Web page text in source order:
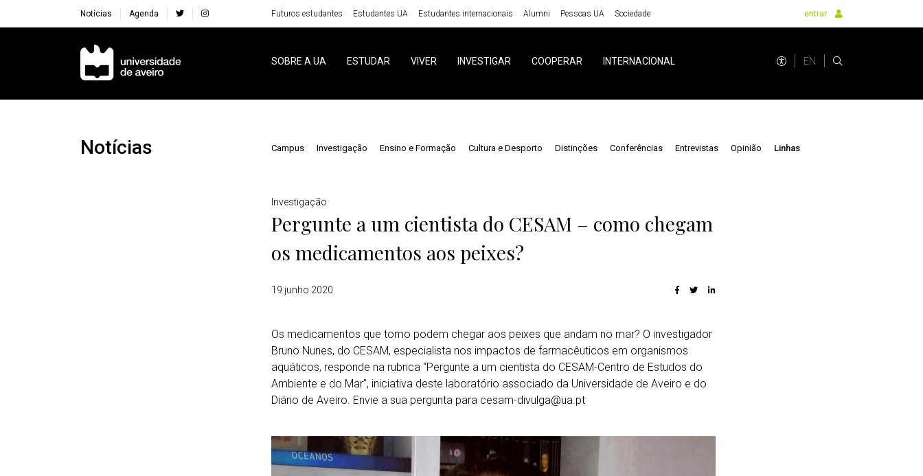
Notícias Agenda Futuros estudantes Estudantes UA Estudantes internacionais Alumni Pessoas UA Sociedade entrar
Navegação Principal
SOBRE A UA ESTUDAR VIVER INVESTIGAR COOPERAR INTERNACIONAL EN
Notícias Campus Investigação Ensino e Formação Cultura e Desporto Distinções Conferências Entrevistas Opinião Linhas
Investigação
Pergunte a um cientista do CESAM – como chegam
os medicamentos aos peixes?
19 junho 2020
Os medicamentos que tomo podem chegar aos peixes que andam no mar? O investigador
Bruno Nunes, do CESAM, especialista nos impactos de farmacêuticos em organismos
aquáticos, responde na rubrica “Pergunte a um cientista do CESAM-Centro de Estudos do
Ambiente e do Mar”, iniciativa deste laboratório associado da Universidade de Aveiro e do
Diário de Aveiro. Envie a sua pergunta para cesam-divulga@ua.pt